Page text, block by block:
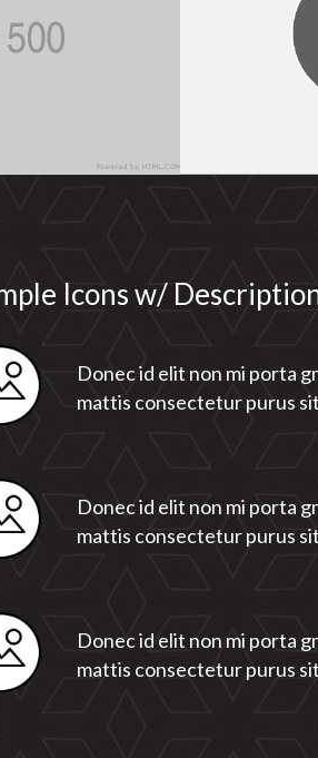
Icons w/
Donec id elit non mi porta
mattis consectetur purus
Donec id elit non mi porta
mattis consectetur purus
Donec id elit non mi porta
mattis consectetur purus